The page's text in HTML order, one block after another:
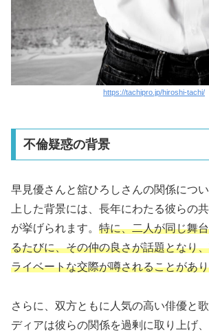
https://tachipro.jp/hiroshi-tachi/
不倫疑惑の背景
早見優さんと舘ひろしさんの関係につ
上した背景には、長年にわたる彼らの
が挙げられます。 特に、二人が同じ舞
るたびに、その仲の良さが話題となり
ライベートな交際が噂されることがあ
さらに、双方ともに人気の高い俳優と
ディアは彼らの関係を過剰に取り上げ